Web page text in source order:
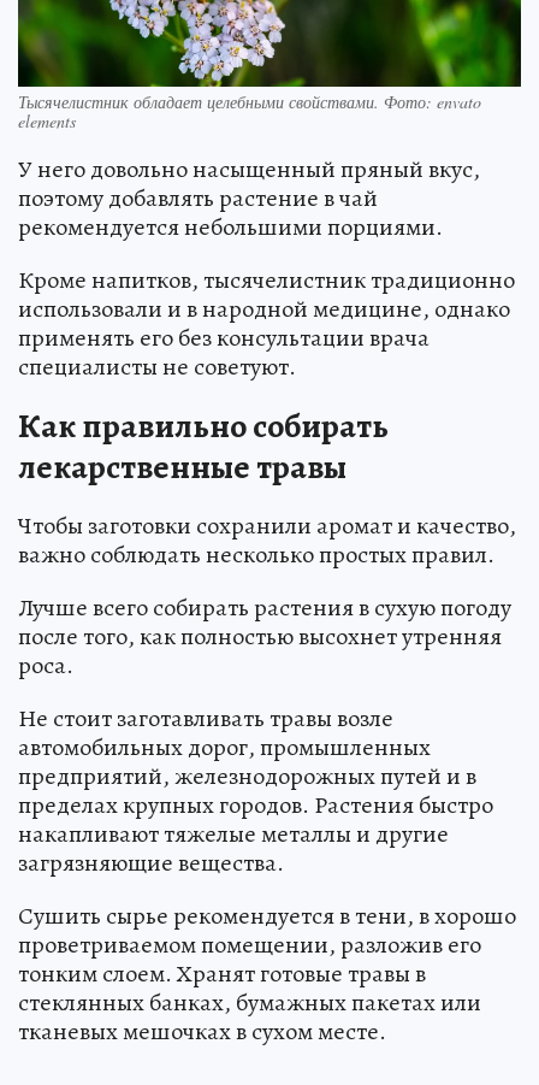
Тысячелистник обладает целебными свойствами. Фото: envato
elements
У него довольно насыщенный пряный вкус,
поэтому добавлять растение в чай
рекомендуется небольшими порциями.
Кроме напитков, тысячелистник традиционно
использовали и в народной медицине, однако
применять его без консультации врача
специалисты не советуют.
Как правильно собирать
лекарственные травы
Чтобы заготовки сохранили аромат и качество,
важно соблюдать несколько простых правил.
Лучше всего собирать растения в сухую погоду
после того, как полностью высохнет утренняя
роса.
Не стоит заготавливать травы возле
автомобильных дорог, промышленных
предприятий, железнодорожных путей и в
пределах крупных городов. Растения быстро
накапливают тяжелые металлы и другие
загрязняющие вещества.
Сушить сырье рекомендуется в тени, в хорошо
проветриваемом помещении, разложив его
тонким слоем. Хранят готовые травы в
стеклянных банках, бумажных пакетах или
тканевых мешочках в сухом месте.